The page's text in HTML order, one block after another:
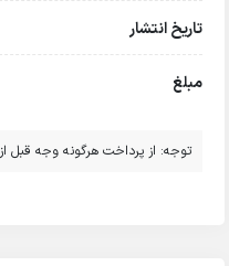
تاریخ انتشار
مبلغ
توجه: از پرداخت هرگونه وجه قبل